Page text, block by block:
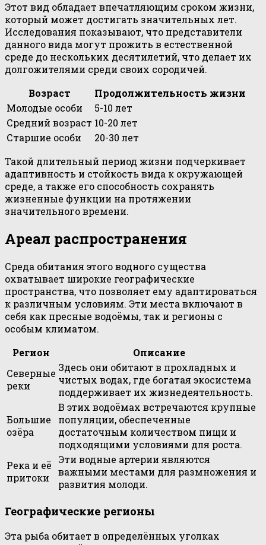
Этот вид обладает впечатляющим сроком жизни,
который может достигать значительных лет.
Исследования показывают, что представители
данного вида могут прожить в естественной
среде до нескольких десятилетий, что делает их
долгожителями среди своих сородичей.
Возраст
Продолжительность жизни
Молодые особи
5-10 лет
Средний возраст 10-20 лет
Старшие особи
20-30 лет
Такой длительный период жизни подчеркивает
адаптивность и стойкость вида к окружающей
среде, а также его способность сохранять
жизненные функции на протяжении
значительного времени.
Ареал распространения
Среда обитания этого водного существа
охватывает широкие географические
пространства, что позволяет ему адаптироваться
к различным условиям. Эти места включают в
себя как пресные водоёмы, так и регионы с
особым климатом.
Регион
Описание
Северные
реки
Здесь они обитают в прохладных и
чистых водах, где богатая экосистема
поддерживает их жизнедеятельность.
Большие
озёра
В этих водоёмах встречаются крупные
популяции, обеспеченные
достаточным количеством пищи и
подходящими условиями для роста.
Река и её
притоки
Эти водные артерии являются
важными местами для размножения и
развития молоди.
Географические регионы
Эта рыба обитает в определённых уголках